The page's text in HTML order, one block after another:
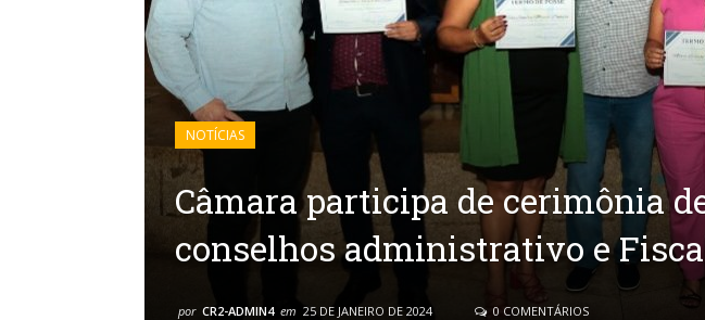
NOTÍCIAS
Câmara participa de cerimônia
conselhos administrativo e
por CR2-ADMIN4 em 25 DE JANEIRO DE 2024 0 COMENTÁRIOS